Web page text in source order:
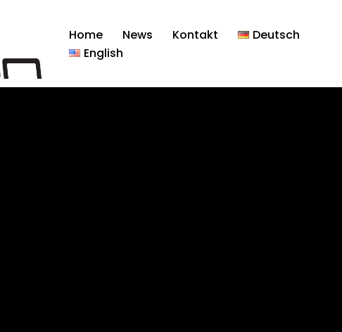
Home News Kontakt
Deutsch
English